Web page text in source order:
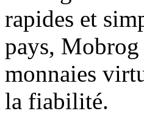
rapides et
pays, Mobrog
monnaies
la fiabilité.